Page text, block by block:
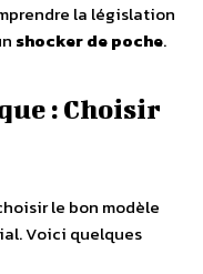
la législation
shocker de poche.
: Choisir
le bon modèle
Voici quelques